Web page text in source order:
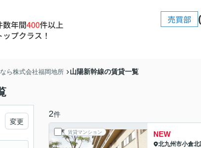
数年間400件以上
プクラス！
売買部
ら株式会社福岡地所 山陽新幹線の賃貸一覧
2件
賃貸マンション NEW
北九州市小倉北
変更